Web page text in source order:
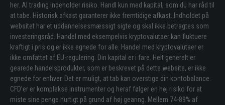
her. Al trading indeholder risiko. Handl kun med kapital, som du har råd til
at tabe. Historisk afkast garanterer ikke fremtidige afkast. Indholdet på
websitet har et uddannelsesmæssigt sigte og skal ikke betragtes som
investeringsråd. Handel med eksempelvis kryptovalutaer kan fluktuere
kraftigt i pris og er ikke egnede for alle. Handel med kryptovalutaer er
ikke omfattet af EU-regulering. Din kapital er i fare. Helt generelt er
gearede handelsprodukter, som er beskrevet på dette website, er ikke
egnede for enhver. Det er muligt, at tab kan overstige din kontobalance.
CFD’er er komplekse instrumenter og heraf følger en høj risiko for at
miste sine penge hurtigt på grund af høj gearing. Mellem 74-89% af